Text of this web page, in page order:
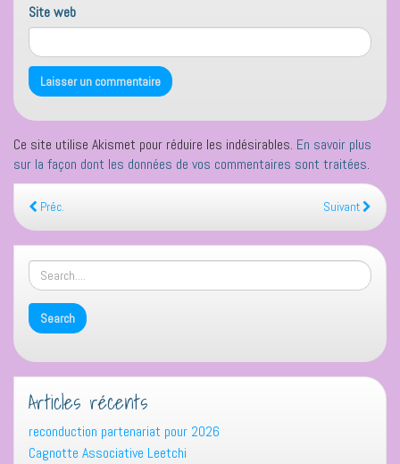
Site web
Ce site utilise Akismet pour réduire les indésirables. En savoir plus
sur la façon dont les données de vos commentaires sont traitées.
Préc. Suivant
Articles récents
reconduction partenariat pour 2026
Cagnotte Associative Leetchi